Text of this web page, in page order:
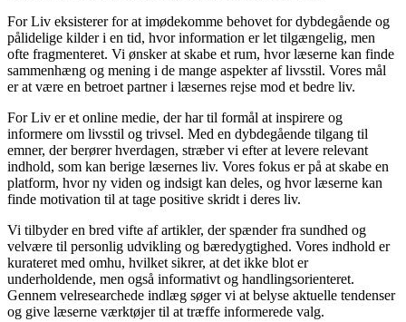
For Liv eksisterer for at imødekomme behovet for dybdegående og
pålidelige kilder i en tid, hvor information er let tilgængelig, men
ofte fragmenteret. Vi ønsker at skabe et rum, hvor læserne kan finde
sammenhæng og mening i de mange aspekter af livsstil. Vores mål
er at være en betroet partner i læsernes rejse mod et bedre liv.
For Liv er et online medie, der har til formål at inspirere og
informere om livsstil og trivsel. Med en dybdegående tilgang til
emner, der berører hverdagen, stræber vi efter at levere relevant
indhold, som kan berige læsernes liv. Vores fokus er på at skabe en
platform, hvor ny viden og indsigt kan deles, og hvor læserne kan
finde motivation til at tage positive skridt i deres liv.
Vi tilbyder en bred vifte af artikler, der spænder fra sundhed og
velvære til personlig udvikling og bæredygtighed. Vores indhold er
kurateret med omhu, hvilket sikrer, at det ikke blot er
underholdende, men også informativt og handlingsorienteret.
Gennem velresearchede indlæg søger vi at belyse aktuelle tendenser
og give læserne værktøjer til at træffe informerede valg.